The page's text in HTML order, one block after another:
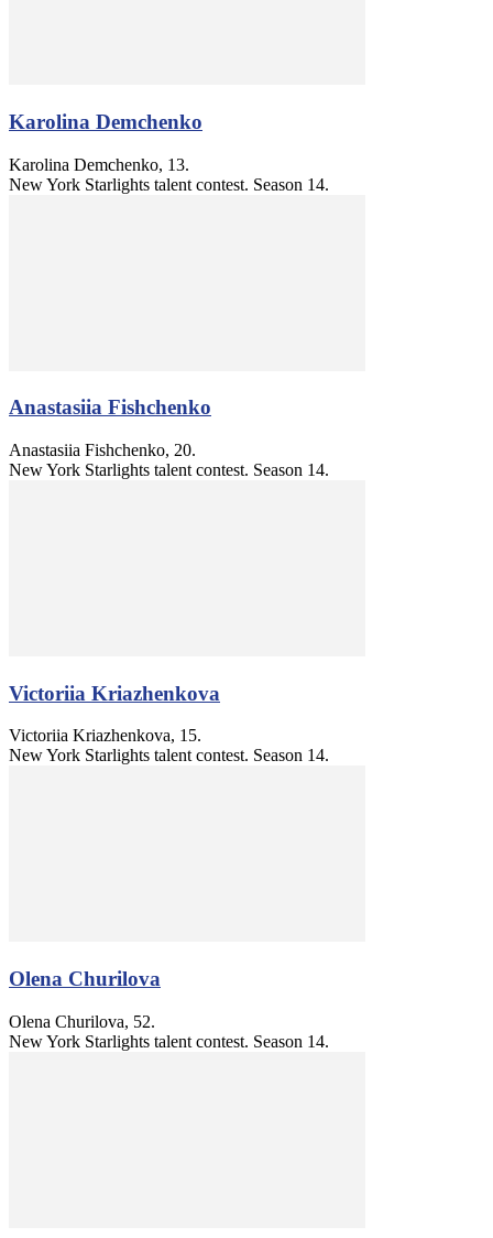
Karolina Demchenko
Karolina Demchenko, 13.
New York Starlights talent contest. Season 14.
Anastasiia Fishchenko
Anastasiia Fishchenko, 20.
New York Starlights talent contest. Season 14.
Victoriia Kriazhenkova
Victoriia Kriazhenkova, 15.
New York Starlights talent contest. Season 14.
Olena Churilova
Olena Churilova, 52.
New York Starlights talent contest. Season 14.